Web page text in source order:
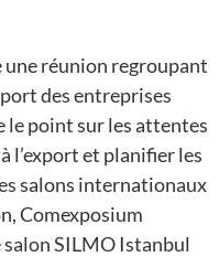
une réunion regroupant
des entreprises
le point sur les attentes
l’export et planifier les
salons internationaux
Comexposium
SILMO Istanbul